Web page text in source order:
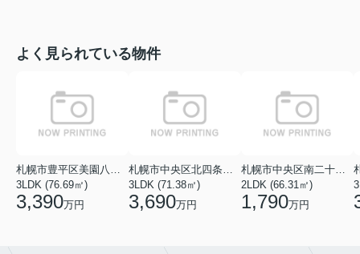
よく見られている物件
3LDK (76.69㎡)
3,390万円
3LDK (71.38㎡)
3,690万円
2LDK (66.31㎡)
1,790万円